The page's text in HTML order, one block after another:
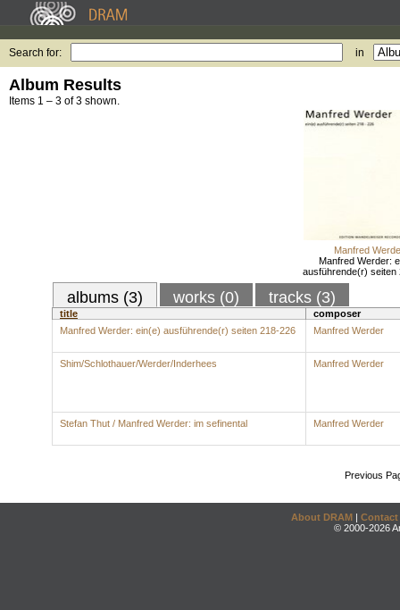
Search for: in
Album Results
Items 1 – 3 of 3 shown.
Manfred
Manfred Werder:
ausführende(r) seiten
albums (3) works (0) tracks (3)
title
composer
Manfred Werder: ein(e) ausführende(r) seiten 218-226
Manfred Werder
Shim/Schlothauer/Werder/Inderhees Manfred Werder
Stefan Thut / Manfred Werder: im sefinental Manfred Werder
Previous
About DRAM | Contact
© 2000-2026